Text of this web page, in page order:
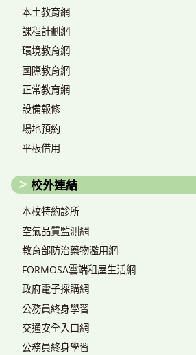
本土教育網
課程計劃網
環境教育網
國際教育網
正常教育網
設備報修
場地預約
平板借用
校外連結
本校特約診所
空氣品質監測網
教育部防治藥物濫用網
FORMOSA雲端租屋生活網
政府電子採購網
公務員終身學習
交通安全入口網
公務員終身學習